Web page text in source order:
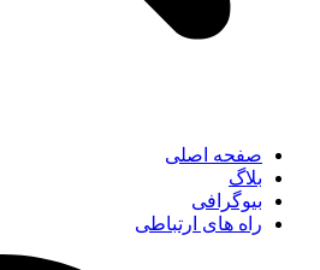
صفحه اصلی
بلاگ
بیوگرافی
راه های ارتباطی